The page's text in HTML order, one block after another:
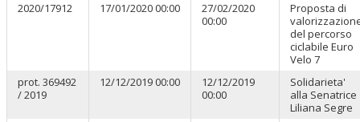
2020/17912
17/01/2020 00:00
27/02/2020
00:00
Proposta di
del percorso
ciclabile Euro
Velo 7
prot. 369492
/ 2019
12/12/2019 00:00
12/12/2019
00:00
Solidarieta'
alla Senatrice
Liliana Segre